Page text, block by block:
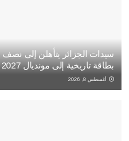
سيدات الجزائر يتأهلن إلى
بطاقة تاريخية إلى مونديال 2027
أغسطس 8, 2026